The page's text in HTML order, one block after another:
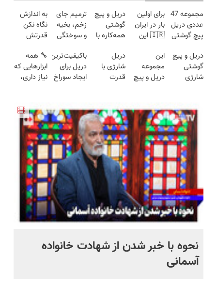
مجموعه 47
عددی دریل
پیچ گوشتی
(تخفیف به
مدت
محدود)
برای اولین
بار در ایران
🇮🇷 این
ترمیم کننده
23 روزه
ساخت!
دریل و پیچ
گوشتی
همه‌کاره با
هوشمند ⚙️
(نصف
قیمت بازار
ترمیم جای
زخم، بخیه
و سوختگی
هفته!!😍
به اندازش
نگاه نکن
قدرتش
😉 (پرداخت
درب
منزل+گارانتی
دریل و پیچ
گوشتی
شارژی
سرعت ⚡
(همراه با
متعلقات)
این
مجموعه
دریل و پیچ
نصف قیمت
بخر!😉
دریل
شارژی با
قدرت
با گارانتی
تعویض)
باکیفیت‌ترین
دریل برای
ایجاد سوراخ
🔧 همه
ابزارهایی که
نیاز داری،
تخفیف به
مدت
محدود
نحوه با خبر شدن از شهادت خانواده
آسمانی